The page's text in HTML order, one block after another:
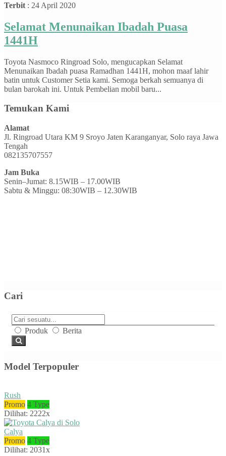
Terbit : 24 April 2020
Selamat Menunaikan Ibadah Puasa
1441H
Toyota Nasmoco Ringroad Solo, mengucapkan Selamat
Menunaikan Ibadah puasa Ramadhan 1441H, mohon maaf lahir
batin untuk Customer Setia kami. Semoga berkah semuanya di
bulan barokah ini. Untuk Pembelian mobil baru...
Temukan Kami
Alamat
Jl. Ringroad Utara KM 9 Sroyo Jaten Karanganyar, Solo raya Jawa
Tengah
082135707557
Jam Buka
Senin–Jumat: 8.15WIB – 17.00WIB
Sabtu & Minggu: 08:30WIB – 12.30WIB
Cari
Produk Berita
Model Terpopuler
Rush
Promo 4 Type
Dilihat: 2222x
Calya
Promo 4 Type
Dilihat: 2031x